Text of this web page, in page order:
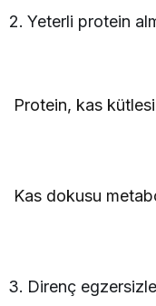
Yeterli protein
Protein, kas
Kas dokusu
Direnç